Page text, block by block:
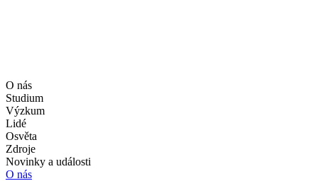
O nás
Studium
Výzkum
Lidé
Osvěta
Zdroje
Novinky a události
O nás